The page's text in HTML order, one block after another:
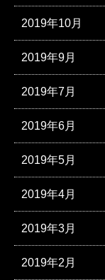
2019年10月
2019年9月
2019年7月
2019年6月
2019年5月
2019年4月
2019年3月
2019年2月